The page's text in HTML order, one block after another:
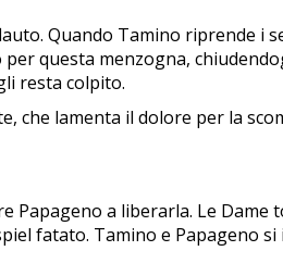
Quando Tamino riprende i
questa menzogna,
resta colpito.
lamenta il dolore per la
a liberarla. Le
fatato. Tamino e Papageno